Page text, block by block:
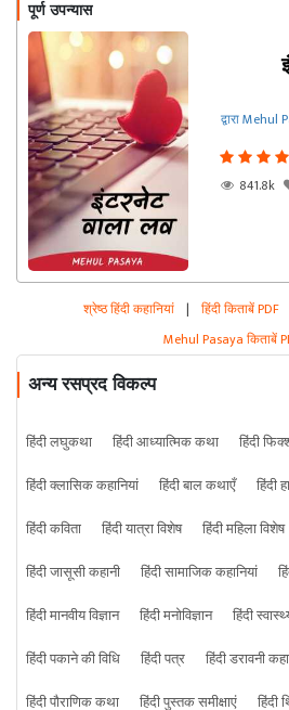
पूर्ण उपन्यास
द्वारा Mehul
841.8k
श्रेष्ठ हिंदी कहानियां | हिंदी किताबें PDF
Mehul Pasaya किताबें
अन्य रसप्रद विकल्प
हिंदी लघुकथा हिंदी आध्यात्मिक कथा हिंदी
हिंदी क्लासिक कहानियां
हिंदी बाल कथाएँ हिंदी
हिंदी कविता
हिंदी यात्रा विशेष हिंदी महिला विशेष
हिंदी जासूसी कहानी
हिंदी सामाजिक कहानियां
हिंदी मानवीय विज्ञान
हिंदी मनोविज्ञान हिंदी
हिंदी पकाने की विधि
हिंदी पत्र हिंदी डरावनी
हिंदी पौराणिक कथा
हिंदी पुस्तक समीक्षाएं हिंदी